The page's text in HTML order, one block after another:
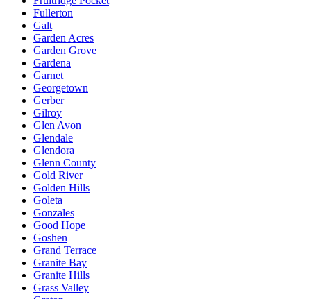
Fullerton
Galt
Garden Acres
Garden Grove
Gardena
Garnet
Georgetown
Gerber
Gilroy
Glen Avon
Glendale
Glendora
Glenn County
Gold River
Golden Hills
Goleta
Gonzales
Good Hope
Goshen
Grand Terrace
Granite Bay
Granite Hills
Grass Valley